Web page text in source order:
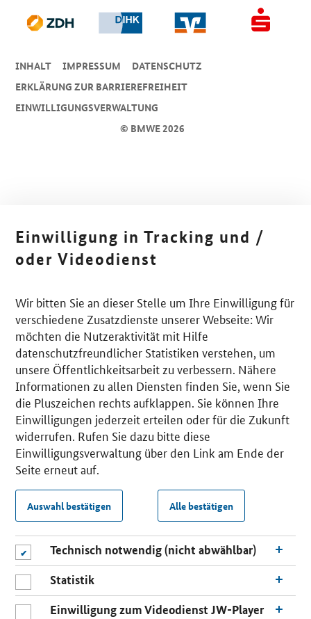
© BMWE 2026
INHALT IMPRESSUM
DA­TEN­SCHUTZ
ERKLÄRUNG ZUR BARRIEREFREIHEIT
EINWILLIGUNGSVERWALTUNG
Einwilligung in Tracking und /
oder Videodienst
Wir bitten Sie an dieser Stelle um Ihre Einwilligung für
verschiedene Zusatzdienste unserer Webseite: Wir
möchten die Nutzeraktivität mit Hilfe
datenschutzfreundlicher Statistiken verstehen, um
unsere Öffentlichkeitsarbeit zu verbessern. Nähere
Informationen zu allen Diensten finden Sie, wenn Sie
die Pluszeichen rechts aufklappen. Sie können Ihre
Einwilligungen jederzeit erteilen oder für die Zukunft
widerrufen. Rufen Sie dazu bitte diese
Einwilligungsverwaltung über den Link am Ende der
Seite erneut auf.
Auswahl bestätigen Alle bestätigen
Technisch notwendig (nicht abwählbar)
Statistik
Einwilligung zum Videodienst JW-Player